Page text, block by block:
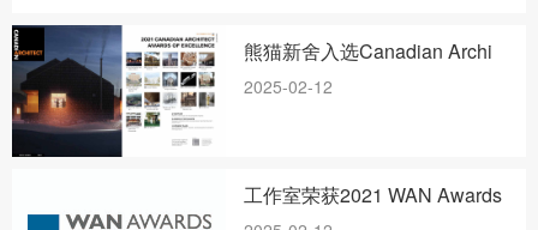
熊猫新舍入选Canadian Archi
2025-02-12
工作室荣获2021 WAN Awards